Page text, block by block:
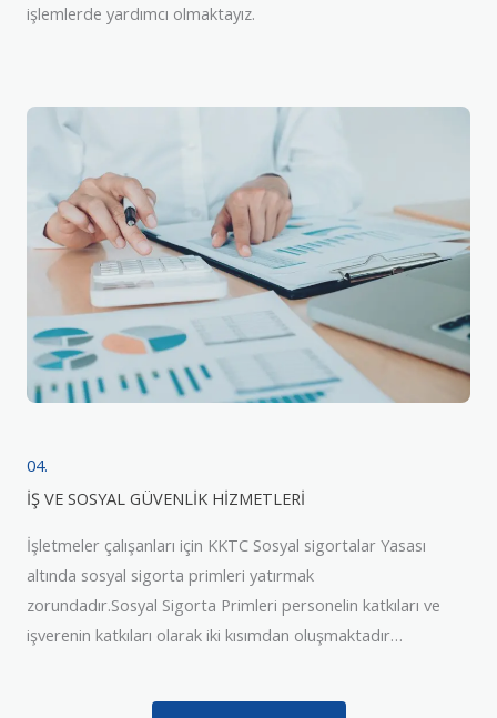
işlemlerde yardımcı olmaktayız.
04.
İŞ VE SOSYAL GÜVENLİK HİZMETLERİ
İşletmeler çalışanları için KKTC Sosyal sigortalar Yasası
altında sosyal sigorta primleri yatırmak
zorundadır.Sosyal Sigorta Primleri personelin katkıları ve
işverenin katkıları olarak iki kısımdan oluşmaktadır…